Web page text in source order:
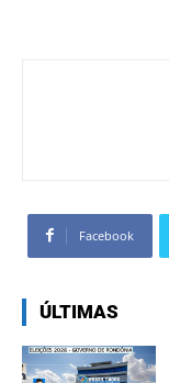
Facebook
ÚLTIMAS